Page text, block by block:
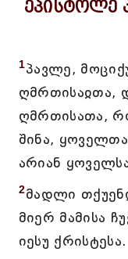
ეპისტოლე
1პავლე,
ღმრთისაჲთა,
ღმრთისათა,
შინა,
არიან
2მადლი
მიერ მამისა
იესუ ქრისტესა.